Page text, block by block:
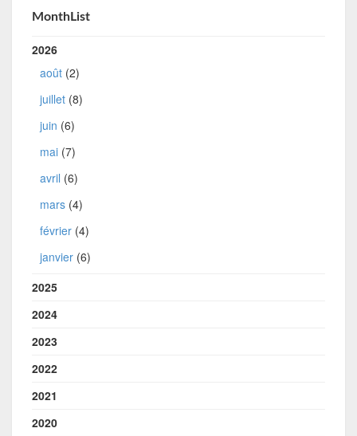
MonthList
2026
août (2)
juillet (8)
juin (6)
mai (7)
avril (6)
mars (4)
février (4)
janvier (6)
2025
2024
2023
2022
2021
2020